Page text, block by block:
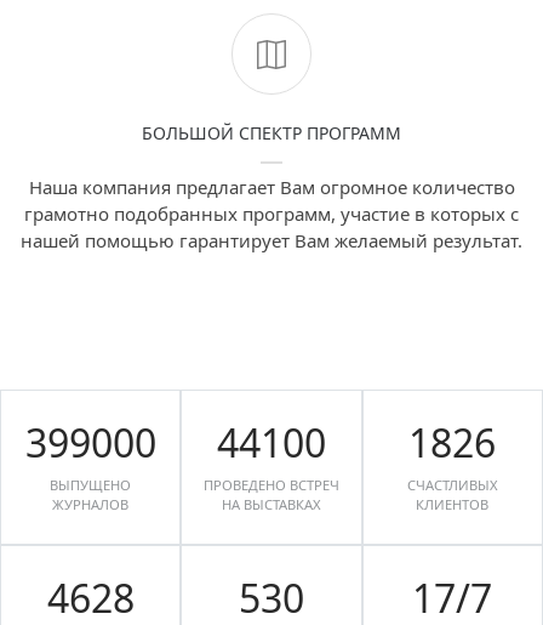
БОЛЬШОЙ СПЕКТР ПРОГРАММ
Наша компания предлагает Вам огромное количество
грамотно подобранных программ, участие в которых с
нашей помощью гарантирует Вам желаемый результат.
570000
ВЫПУЩЕНО
ЖУРНАЛОВ
63000
ПРОВЕДЕНО ВСТРЕЧ
НА ВЫСТАВКАХ
2608
СЧАСТЛИВЫХ
КЛИЕНТОВ
6611 757 24/7